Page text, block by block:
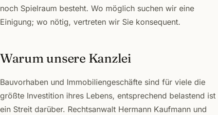
noch Spielraum besteht. Wo möglich suchen wir eine
Einigung; wo nötig, vertreten wir Sie konsequent.
Warum unsere Kanzlei
Bauvorhaben und Immobiliengeschäfte sind für viele die
größte Investition ihres Lebens, entsprechend belastend ist
ein Streit darüber. Rechtsanwalt Hermann Kaufmann und